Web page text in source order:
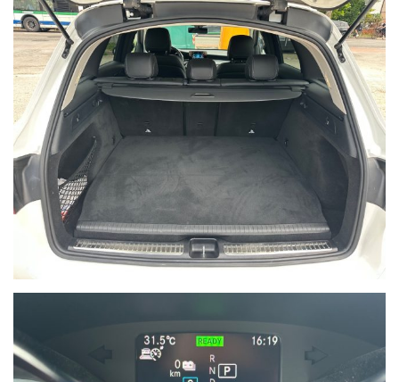
PRESTAZIONI
Velocità massima 240 km/h - Accelerazione da 0-100 km/h
(Diesel) 7,2 secConsumo WLTP l/100km (km/l)): Low 0,0 (0) -
Medium 0,0 (0) - High 0,0 (0) - ExtraHigh 0,0 (0) - Combo 1,7
(58,82)Emissioni di CO2 WLTP g/km: Low 0,0 - Medium 0,0 - High
0,0 - ExtraHigh 0,0 - Misto/Combo 45,0